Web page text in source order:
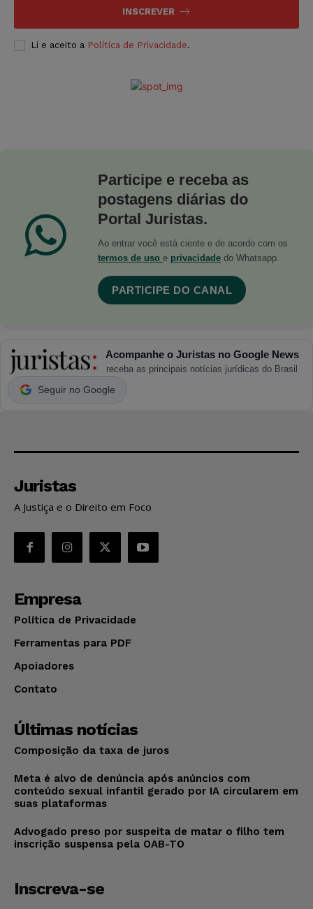
INSCREVER
Li e aceito a Política de Privacidade.
Participe e receba as
postagens diárias do
Portal Juristas.
Ao entrar você está ciente e de acordo com os
termos de uso e privacidade do Whatsapp.
PARTICIPE DO CANAL
Acompanhe o Juristas no Google News
receba as principais notícias jurídicas do Brasil
Seguir no Google
Juristas
A Justiça e o Direito em Foco
Empresa
Política de Privacidade
Ferramentas para PDF
Apoiadores
Contato
Últimas notícias
Composição da taxa de juros
Meta é alvo de denúncia após anúncios com
conteúdo sexual infantil gerado por IA circularem em
suas plataformas
Advogado preso por suspeita de matar o filho tem
inscrição suspensa pela OAB-TO
Inscreva-se